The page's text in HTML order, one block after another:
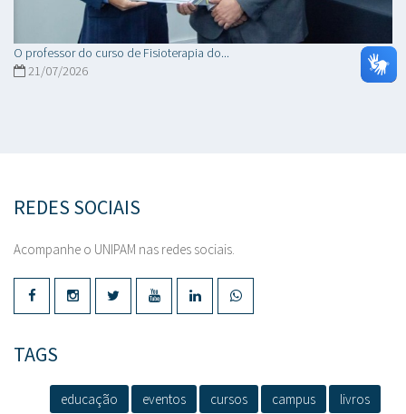
O professor do curso de Fisioterapia do...
21/07/2026
REDES SOCIAIS
Acompanhe o UNIPAM nas redes sociais.
TAGS
educação eventos cursos campus
livros